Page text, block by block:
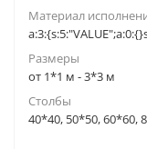
Материал
Размеры
от 1*1 м - 3*3 м
Столбы
40*40, 50*50, 60*60,